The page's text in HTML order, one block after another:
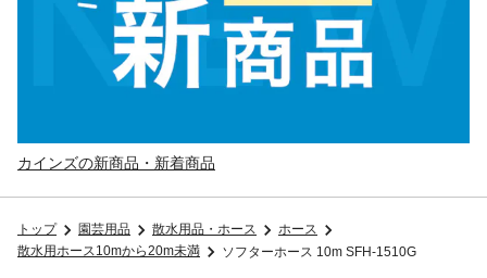
カインズの新商品・新着商品
トップ 園芸用品 散水用品・ホース
ホース
散水用ホース10mから20m未満
ソフターホース 10m SFH-1510G